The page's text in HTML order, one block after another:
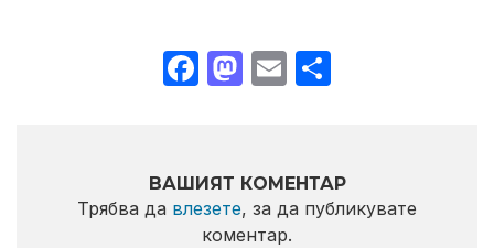
Facebook
Mastodon
Email
ВАШИЯТ КОМЕНТАР
Трябва да влезете, за да публикувате
коментар.